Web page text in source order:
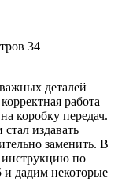
34
деталей
работа
коробку передач.
издавать
заменить. В
инструкцию по
дадим некоторые